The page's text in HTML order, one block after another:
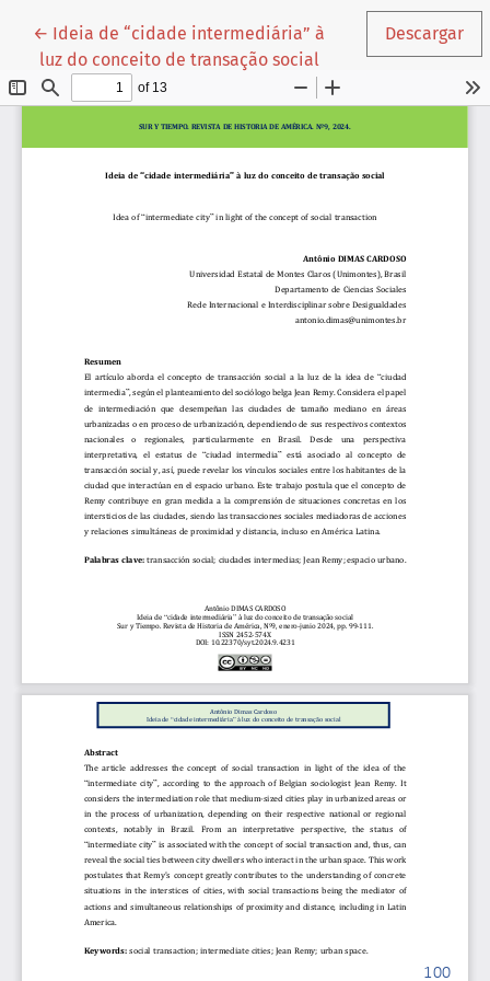
← Volver a los detalles del artículo
Ideia de “cidade intermediária” à
luz do conceito de transação social
Descargar